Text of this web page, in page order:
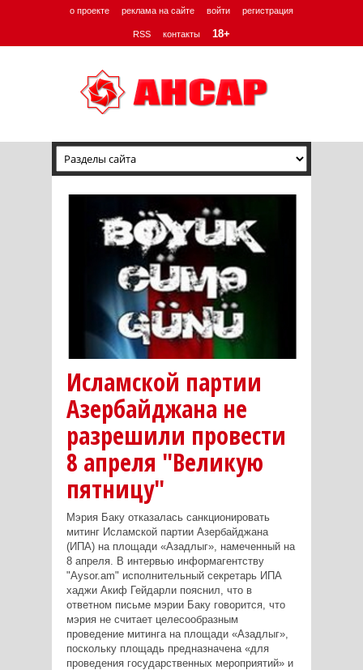
о проекте реклама на сайте войти регистрация
RSS контакты 18+
Исламской партии
Азербайджана не
разрешили провести
8 апреля "Великую
пятницу"
Мэрия Баку отказалась санкционировать
митинг Исламской партии Азербайджана
(ИПА) на площади «Азадлыг», намеченный на
8 апреля. В интервью информагентству
"Aysor.am" исполнительный секретарь ИПА
хаджи Акиф Гейдарли пояснил, что в
ответном письме мэрии Баку говорится, что
мэрия не считает целесообразным
проведение митинга на площади «Азадлыг»,
поскольку площадь предназначена «для
проведения государственных мероприятий» и